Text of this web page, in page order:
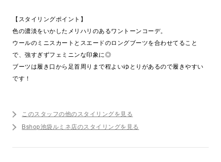
【スタイリングポイント】
色の濃淡をいかしたメリハリのあるワントーンコーデ。
ウールのミニスカートとスエードのロングブーツを合わせてること
で、強すぎずフェミニンな印象に◎
ブーツは履き口から足首周りまで程よいゆとりがあるので履きやすい
です！
このスタッフの他のスタイリングを見る
Bshop池袋ルミネ店のスタイリングを見る